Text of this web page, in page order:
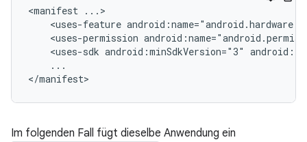
<manifest
<uses-feature
<uses-permission
<uses-sdk android:minSdkVersion="3"
...
</manifest>
Im folgenden Fall fügt dieselbe Anwendung ein